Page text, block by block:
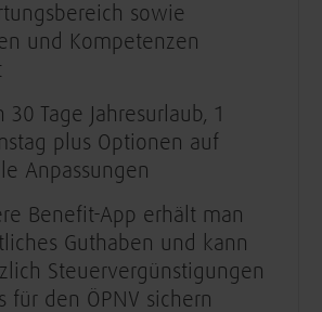
sowie
und Kompetenzen
Tage Jahresurlaub, 1
plus Optionen auf
Anpassungen
Benefit-App erhält man
Guthaben und kann
Steuervergünstigungen
für den ÖPNV sichern